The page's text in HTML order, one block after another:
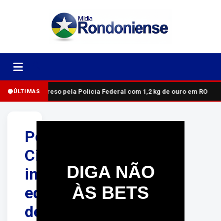
ÚLTIMAS
Homem é preso pela Polícia Federal com 1,2 kg de ouro em RO
Polícia
Civil
interdita
equipamentos
de
DIGA NÃO
ÀS BETS